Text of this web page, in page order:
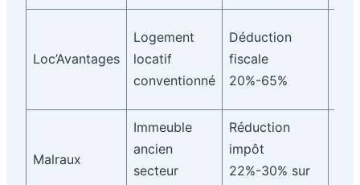
Loc’Avantages
Logement
locatif
conventionné
Déduction
fiscale
20%-65%
Malraux
Immeuble
ancien
secteur
Réduction
impôt
22%-30% sur